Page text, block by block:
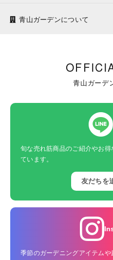
青山ガーデンについて
青山ガーデ
旬な売れ筋商品のご紹介やお
ています。
友だちを
季節のガーデニングアイテム